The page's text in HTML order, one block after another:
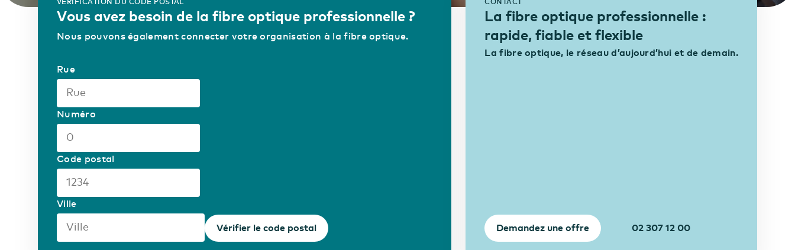
Vous avez besoin de la fibre optique professionnelle ?
Nous pouvons également connecter votre organisation à la fibre optique.
Rue
Numéro
Code postal
Ville
Vérifier le code postal
La fibre optique professionnelle :
rapide, fiable et flexible
La fibre optique, le réseau d’aujourd’hui et de demain.
Demandez une offre 02 307 12 00